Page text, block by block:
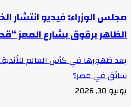
مجلس الوزراء: فيديو انتشار
الظاهر برقوق بشارع المعز
بعد ظهورها في كأس العالم
سائق في مصر؟
يونيو 30, 2026